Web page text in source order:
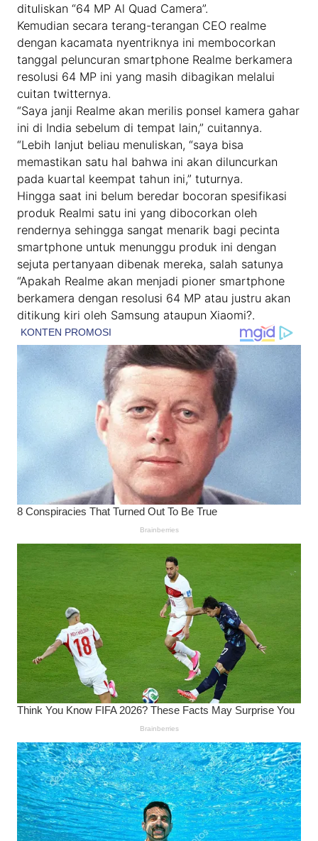
dituliskan “64 MP Al Quad Camera”.
Kemudian secara terang-terangan CEO realme
dengan kacamata nyentriknya ini membocorkan
tanggal peluncuran smartphone Realme berkamera
resolusi 64 MP ini yang masih dibagikan melalui
cuitan twitternya.
“Saya janji Realme akan merilis ponsel kamera gahar
ini di India sebelum di tempat lain,” cuitannya.
“Lebih lanjut beliau menuliskan, “saya bisa
memastikan satu hal bahwa ini akan diluncurkan
pada kuartal keempat tahun ini,” tuturnya.
Hingga saat ini belum beredar bocoran spesifikasi
produk Realmi satu ini yang dibocorkan oleh
rendernya sehingga sangat menarik bagi pecinta
smartphone untuk menunggu produk ini dengan
sejuta pertanyaan dibenak mereka, salah satunya
“Apakah Realme akan menjadi pioner smartphone
berkamera dengan resolusi 64 MP atau justru akan
ditikung kiri oleh Samsung ataupun Xiaomi?.